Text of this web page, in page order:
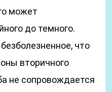
может
до темного.
что
вторичного
не сопровождается